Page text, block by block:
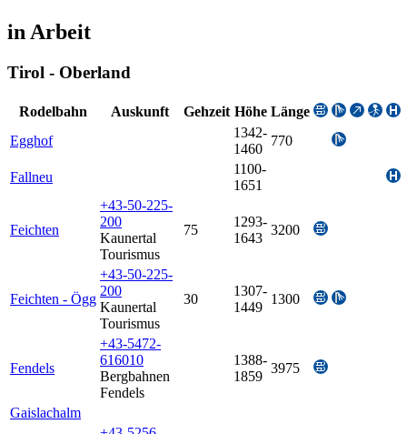
in Arbeit
Tirol - Oberland
Rodelbahn Auskunft Gehzeit Höhe Länge
Egghof
1342-
1460
770
Fallneu
1100-
1651
Feichten
+43-50-225-
200
Kaunertal
Tourismus
75
1293-
1643
3200
Feichten - Ögg
+43-50-225-
200
Kaunertal
Tourismus
30
1307-
1449
1300
Fendels
+43-5472-
616010
Bergbahnen
Fendels
1388-
1859
3975
Gaislachalm